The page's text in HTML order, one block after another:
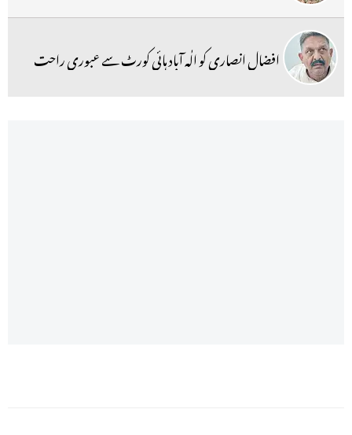
افضال انصاری کو الٰہ آباد ہائی کورٹ سے عبوری راحت